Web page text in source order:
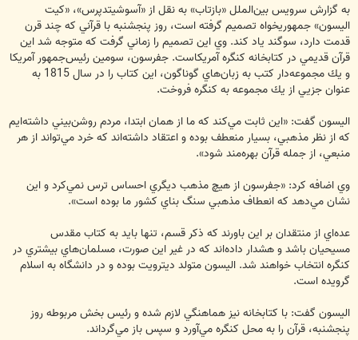
به گزارش سرويس بين‌الملل «بازتاب» به نقل از «آسوشيتدپرس»، «كيت
اليسون» جمهوريخواه تصميم گرفته است، روز پنجشنبه با قرآني كه چند قرن
قدمت دارد، سوگند ياد كند. وي اين تصميم را زماني گرفت كه متوجه شد اين
قرآن قديمي در كتابخانه كنگره آمريكاست. جفرسون، سومين رئيس‌جمهور آمريكا
و يك مجموعه‌دار كتب به زبان‌هاي گوناگون، اين كتاب را در سال 1815 به
عنوان جزيي از يك مجموعه به كنگره فروخت.
اليسون گفت: «اين ثابت مي‌كند كه ما از همان ابتدا، مردم روشن‌بيني داشته‌ايم
كه از نظر مذهبي، بسيار منعطف بوده و اعتقاد داشته‌اند كه خرد مي‌تواند از هر
منبعي، از جمله قرآن بهره‌مند شود».
وي اضافه كرد: «جفرسون از هيچ مذهب ديگري احساس ترس نمي‌كرد و اين
نشان مي‌دهد كه انعطاف مذهبي سنگ بناي كشور ما بوده است».
عده‌اي از منتقدان بر اين باورند كه ذكر قسم، تنها بايد به كتاب مقدس
مسيحيان باشد و هشدار داده‌اند كه در غير اين صورت، مسلمان‌هاي بيشتري در
كنگره انتخاب خواهند شد. اليسون متولد ديترويت بوده و در دانشگاه به اسلام
گرويده است.
اليسون گفت: با كتابخانه نيز هماهنگي لازم شده و رئيس بخش مربوطه روز
پنجشنبه، قرآن را به محل كنگره مي‌آورد و سپس باز مي‌گرداند.